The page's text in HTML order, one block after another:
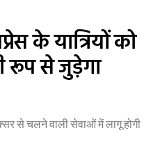
के यात्रियों को
रूप से जुड़ेगा
से चलने वाली सेवाओं में लागू होगी